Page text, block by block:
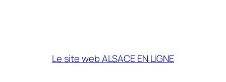
Le site web ALSACE EN LIGNE